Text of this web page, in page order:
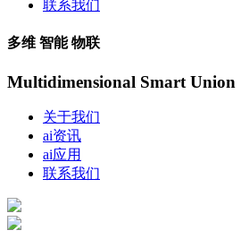
联系我们
多维 智能 物联
Multidimensional Smart Union
关于我们
ai资讯
ai应用
联系我们